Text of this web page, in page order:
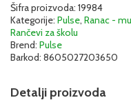
Šifra proizvoda: 19984
Kategorije: Pulse, Ranac -
Rančevi za školu
Brend: Pulse
Barkod: 8605027203650
Detalji proizvoda